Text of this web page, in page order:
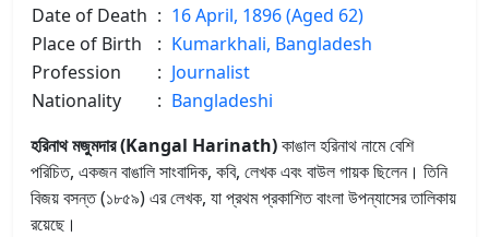
Date of Death : 16 April, 1896 (Aged 62)
Place of Birth
: Kumarkhali, Bangladesh
Profession
: Journalist
Nationality
: Bangladeshi
হরিনাথ মজুমদার (Kangal Harinath)কাঙাল হরিনাথ নামে বেশি
পরিচিত, একজন বাঙালি সাংবাদিক, কবি, লেখক এবং বাউল গায়ক ছিলেন। তিনি
বিজয় বসন্ত (১৮৫৯) এর লেখক, যা প্রথম প্রকাশিত বাংলা উপন্যাসের তালিকায়
রয়েছে।